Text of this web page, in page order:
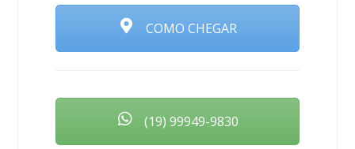
COMO CHEGAR
(19) 99949-9830